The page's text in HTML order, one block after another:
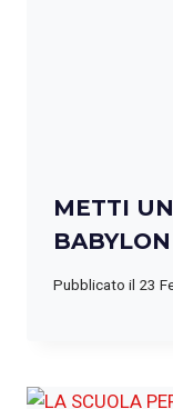
METTI
BABYLON
Pubblicato il 23